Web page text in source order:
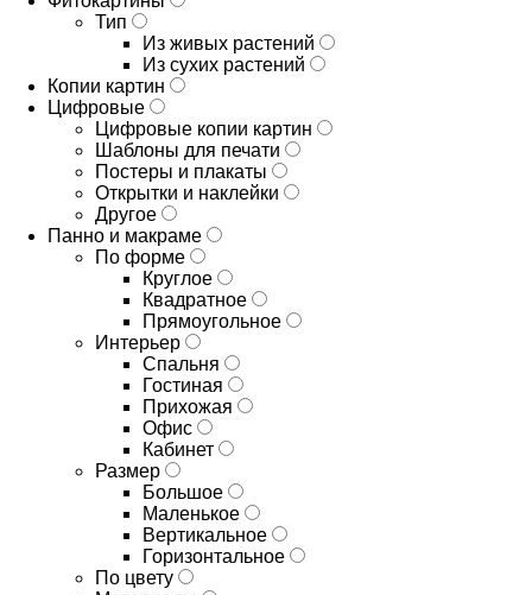
Тип
Из живых растений
Из сухих растений
Копии картин
Цифровые
Цифровые копии картин
Шаблоны для печати
Постеры и плакаты
Открытки и наклейки
Другое
Панно и макраме
По форме
Круглое
Квадратное
Прямоугольное
Интерьер
Спальня
Гостиная
Прихожая
Офис
Кабинет
Размер
Большое
Маленькое
Вертикальное
Горизонтальное
По цвету